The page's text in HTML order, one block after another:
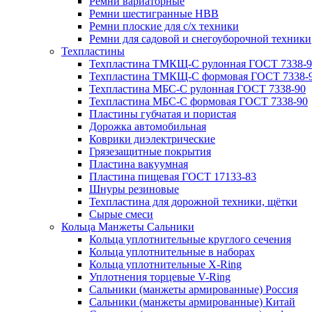
Ремни шестигранные HBB
Ремни плоские для с/х техники
Ремни для садовой и снегоуборочной техники
Техпластины
Техпластина ТМКЩ-С рулонная ГОСТ 7338-
Техпластина ТМКЩ-С формовая ГОСТ 7338-
Техпластина МБС-С рулонная ГОСТ 7338-90
Техпластина МБС-С формовая ГОСТ 7338-90
Пластины губчатая и пористая
Дорожка автомобильная
Коврики диэлектрические
Грязезащитные покрытия
Пластина вакуумная
Пластина пищевая ГОСТ 17133-83
Шнуры резиновые
Техпластина для дорожной техники, щётки
Сырые смеси
Кольца Манжеты Сальники
Кольца уплотнительные круглого сечения
Кольца уплотнительные в наборах
Кольца уплотнительные Х-Ring
Уплотнения торцевые V-Ring
Сальники (манжеты армированные) Россия
Сальники (манжеты армированные) Китай